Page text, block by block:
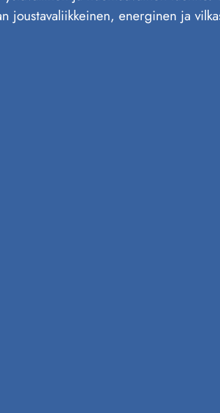
joustavaliikkeinen, energinen ja